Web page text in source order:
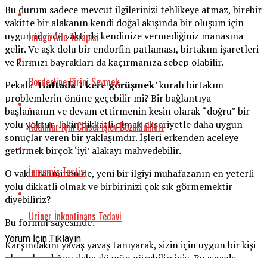
Bu durum sadece mevcut ilgilerinizi tehlikeye atmaz, birebir
vakitte bir alakanın kendi doğal akışında bir oluşum için
uygun ölçüde vakti da kendinize vermediğiniz manasına
gelir. Ve aşk dolu bir endorfin patlaması, birtakım işaretleri
ve kırmızı bayrakları da kaçırmanıza sebep olabilir.
Pekala‘Haftada 1 kere görüşmek’ kuralı birtakım
problemlerin önüne geçebilir mi? Bir bağlantıya
başlamanın ve devam ettirmenin kesin olarak “doğru” bir
yolu yoktur, lakin dikkatli olmak ekseriyetle daha uygun
sonuçlar veren bir yaklaşımdır. İşleri erkenden aceleye
getirmek birçok ‘iyi’ alakayı mahvedebilir.
O vakit tahminen de, yeni bir ilgiyi muhafazanın en yeterli
yolu dikkatli olmak ve birbirinizi çok sık görmemektir
diyebiliriz?
Bu formül sayesinde:
Karşındakini yavaş yavaş tanıyarak, sizin için uygun bir kişi
İmago Aile Terapisi
Borderline Birini Sevmek
Kadınlar İçin Cinsel İşlev Bozuklukları
İnmemiş Testis
Üriner İnkontinans Tedavi
Yorum İçin Tıklayın